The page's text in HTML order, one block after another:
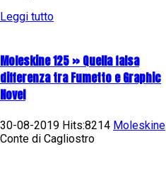
Leggi tutto
Moleskine 125 » Quella falsa
differenza tra Fumetto e Graphic
Novel
30-08-2019 Hits:8214 Moleskine
Conte di Cagliostro